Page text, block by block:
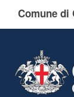
Comune di